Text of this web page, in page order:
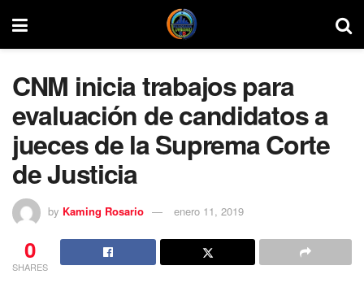
CNM inicia trabajos para
evaluación de candidatos a
jueces de la Suprema Corte
de Justicia
by Kaming Rosario enero 11, 2019
0
SHARES